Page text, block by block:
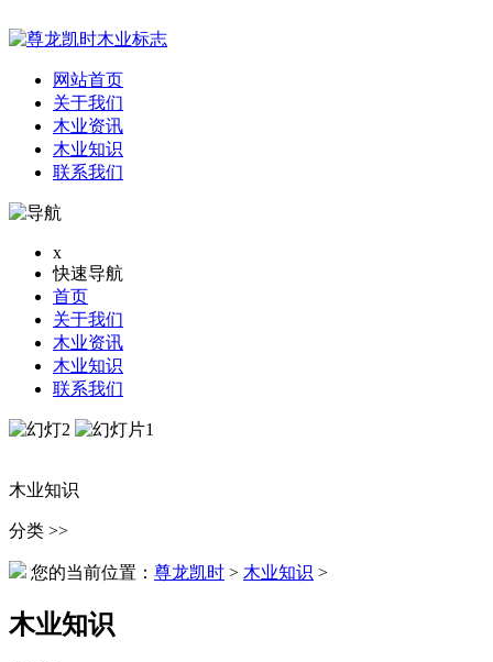
网站首页
关于我们
木业资讯
木业知识
联系我们
x
快速导航
首页
关于我们
木业资讯
木业知识
联系我们
木业知识
分类 >>
您的当前位置： 尊龙凯时 > 木业知识 >
木业知识